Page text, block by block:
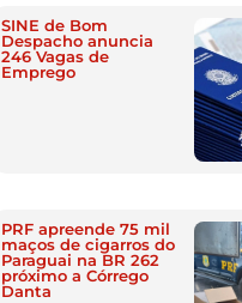
SINE de Bom
Despacho anuncia
246 Vagas de
Emprego
PRF apreende 75 mil
maços de cigarros do
Paraguai na BR 262
próximo a Córrego
Danta